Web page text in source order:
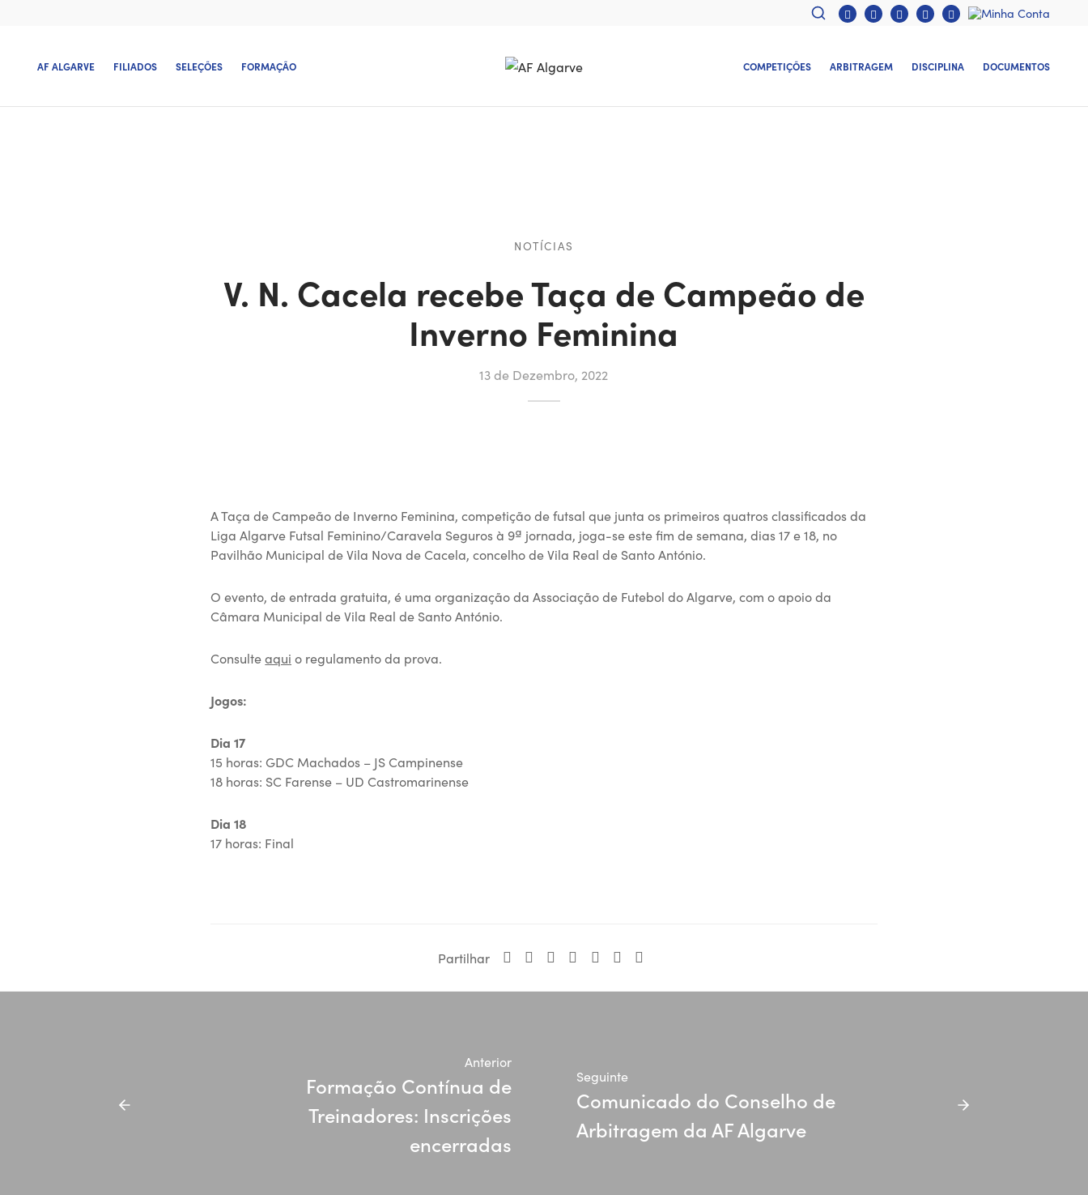
AF ALGARVE FILIADOS SELEÇÕES FORMAÇÃO COMPETIÇÕES ARBITRAGEM DISCIPLINA DOCUMENTOS
NOTÍCIAS
V. N. Cacela recebe Taça de Campeão de
Inverno Feminina
13 de Dezembro, 2022
A Taça de Campeão de Inverno Feminina, competição de futsal que junta os primeiros quatros classificados da
Liga Algarve Futsal Feminino/Caravela Seguros à 9ª jornada, joga-se este fim de semana, dias 17 e 18, no
Pavilhão Municipal de Vila Nova de Cacela, concelho de Vila Real de Santo António.
O evento, de entrada gratuita, é uma organização da Associação de Futebol do Algarve, com o apoio da
Câmara Municipal de Vila Real de Santo António.
Consulteaqui o regulamento da prova.
Jogos:
Dia 17
15 horas: GDC Machados – JS Campinense
18 horas: SC Farense – UD Castromarinense
Dia 18
17 horas: Final
Partilhar
Anterior
Formação Contínua de
Treinadores: Inscrições
encerradas
Seguinte
Comunicado do Conselho de
Arbitragem da AF Algarve